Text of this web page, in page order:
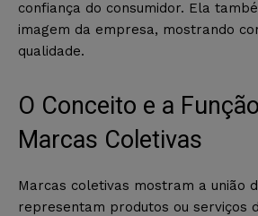
confiança do consumidor. Ela
imagem da empresa, mostrando
qualidade.
O Conceito e a
Marcas Coletivas
Marcas coletivas mostram a união
representam produtos ou serviços